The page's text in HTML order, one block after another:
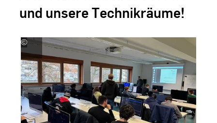
und unsere Technikräume!
©
MIke
Christmann